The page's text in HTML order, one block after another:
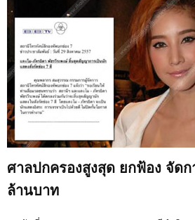
ศาลปกครองสูงสุด ยกฟ้อง จัด
ล้านบาท